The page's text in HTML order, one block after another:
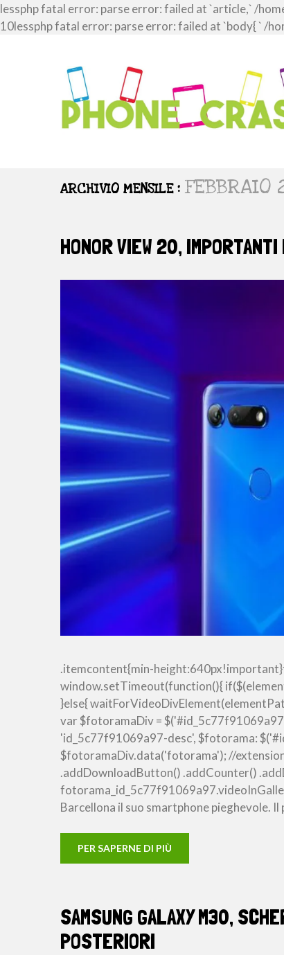
lessphp fatal error: parse error: failed at `article,` /
10lessphp fatal error: parse error: failed at `body{ ` /
ARCHIVIO MENSILE : FEBBRAIO
HONOR VIEW 20,
.itemcontent{min-
window.setTimeout(function(){
}else{
var $fotoramaDiv =
'id_5c77f91069a97-desc', $fotorama:
$fotoramaDiv.data('fotorama'); //
.addDownloadButton() .addCounter()
Barcellona il suo smartphone pieghevole.
PER SAPERNE DI PIÙ
SAMSUNG GALAXY M30,
POSTERIORI